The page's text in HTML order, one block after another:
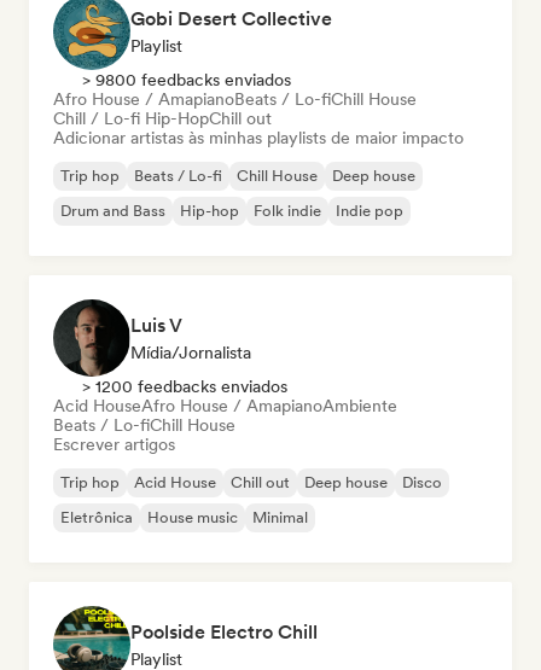
Gobi Desert Collective
Playlist
> 9800 feedbacks enviados
Afro House / AmapianoBeats / Lo-fiChill House
Chill / Lo-fi Hip-HopChill out
Adicionar artistas às minhas playlists de maior impacto
Trip hop Beats / Lo-fi Chill House
Deep house
Drum and Bass
Hip-hop Folk indie Indie pop
Luis V
Mídia/Jornalista
> 1200 feedbacks enviados
Acid HouseAfro House / AmapianoAmbiente
Beats / Lo-fiChill House
Escrever artigos
Trip hop Acid House Chill out Deep house
Disco
Eletrônica
House music Minimal
Poolside Electro Chill
Playlist